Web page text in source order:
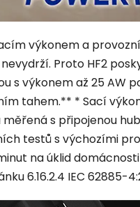
výkonem a
Proto HF2
s výkonem až 25 AW
tahem.** * Sací
s připojenou
testů s výchozími
na úklid
6.16.2.4 IEC 62885-